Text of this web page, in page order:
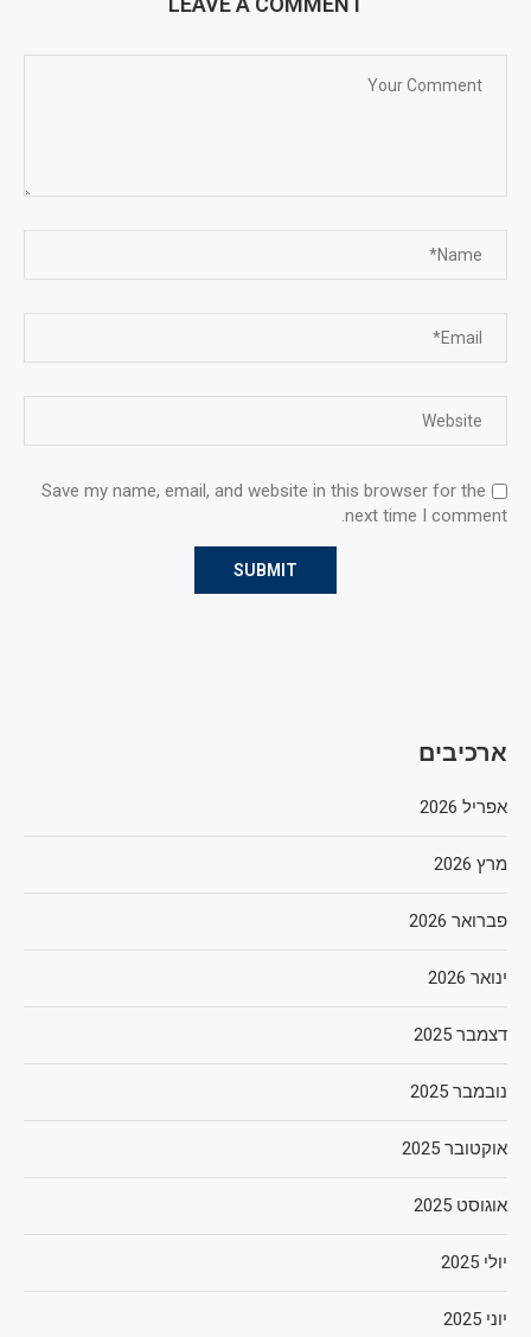
Save my name, email, and website in this browser for the
next time I comment.
ארכיבים
אפריל 2026
מרץ 2026
פברואר 2026
ינואר 2026
דצמבר 2025
נובמבר 2025
אוקטובר 2025
אוגוסט 2025
יולי 2025
יוני 2025